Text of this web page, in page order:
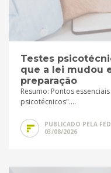
Testes
que a lei mudou
preparação
Resumo: Pontos
psicotécnicos"....
PUBLICADO PELA
03/08/2026